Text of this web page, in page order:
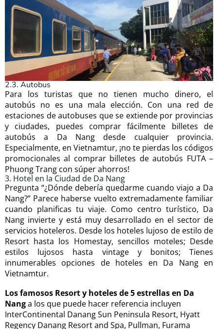
2.3. Autobus
Para los turistas que no tienen mucho dinero, el
autobús no es una mala elección. Con una red de
estaciones de autobuses que se extiende por provincias
y ciudades, puedes comprar fácilmente billetes de
autobús a Da Nang desde cualquier provincia.
Especialmente, en Vietnamtur, ¡no te pierdas los códigos
promocionales al comprar billetes de autobús FUTA –
Phuong Trang con súper ahorros!
3. Hotel en la Ciudad de Da Nang
Pregunta “¿Dónde debería quedarme cuando viajo a Da
Nang?” Parece haberse vuelto extremadamente familiar
cuando planificas tu viaje. Como centro turístico, Da
Nang invierte y está muy desarrollado en el sector de
servicios hoteleros. Desde los hoteles lujoso de estilo de
Resort hasta los Homestay, sencillos moteles; Desde
estilos lujosos hasta vintage y bonitos; Tienes
innumerables opciones de hoteles en Da Nang en
Vietnamtur.
Los famosos Resort y hoteles de 5 estrellas en Da
Nanga los que puede hacer referencia incluyen
InterContinental Danang Sun Peninsula Resort, Hyatt
Regency Danang Resort and Spa, Pullman, Furama